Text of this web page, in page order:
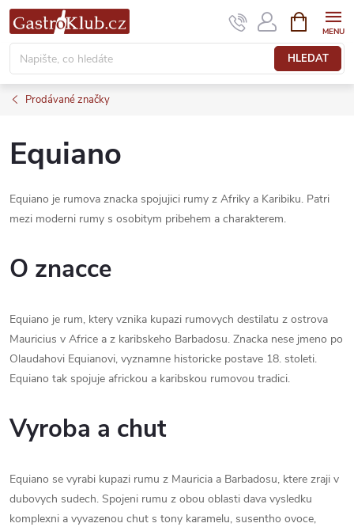
Přejít
na
obsah
HLEDAT
NÁKUPNÍ
KOŠÍK
Prodávané značky
Equiano
Equiano je rumova znacka spojujici rumy z Afriky a Karibiku. Patri
mezi moderni rumy s osobitym pribehem a charakterem.
O znacce
Equiano je rum, ktery vznika kupazi rumovych destilatu z ostrova
Mauricius v Africe a z karibskeho Barbadosu. Znacka nese jmeno po
Olaudahovi Equianovi, vyznamne historicke postave 18. stoleti.
Equiano tak spojuje africkou a karibskou rumovou tradici.
Vyroba a chut
Equiano se vyrabi kupazi rumu z Mauricia a Barbadosu, ktere zraji v
dubovych sudech. Spojeni rumu z obou oblasti dava vysledku
komplexni a vyvazenou chut s tony karamelu, susentho ovoce,